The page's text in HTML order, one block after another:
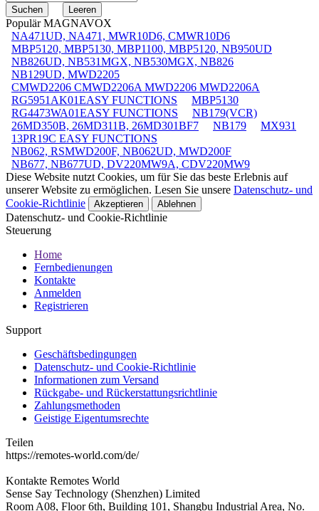
Populär MAGNAVOX
NA471UD, NA471, MWR10D6, CMWR10D6
MBP5120, MBP5130, MBP1100, MBP5120, NB950UD
NB826UD, NB531MGX, NB530MGX, NB826
NB129UD, MWD2205
CMWD2206 CMWD2206A MWD2206 MWD2206A
RG5951AK01EASY FUNCTIONS
MBP5130
RG4473WA01EASY FUNCTIONS
NB179(VCR)
26MD350B, 26MD311B, 26MD301BF7
NB179
MX931
13PR19C EASY FUNCTIONS
NB062, RSMWD200F, NB062UD, MWD200F
NB677, NB677UD, DV220MW9A, CDV220MW9
Diese Website nutzt Cookies, um für Sie das beste Erlebnis auf
unserer Website zu ermöglichen. Lesen Sie unsere Datenschutz- und
Cookie-Richtlinie
Akzeptieren Ablehnen
Datenschutz- und Cookie-Richtlinie
Steuerung
Home
Fernbedienungen
Kontakte
Anmelden
Registrieren
Support
Geschäftsbedingungen
Datenschutz- und Cookie-Richtlinie
Informationen zum Versand
Rückgabe- und Rückerstattungsrichtlinie
Zahlungsmethoden
Geistige Eigentumsrechte
Teilen
https://remotes-world.com/de/
Kontakte Remotes World
Sense Say Technology (Shenzhen) Limited
Room A08, Floor 6th, Building 101, Shangbu Industrial Area, No.